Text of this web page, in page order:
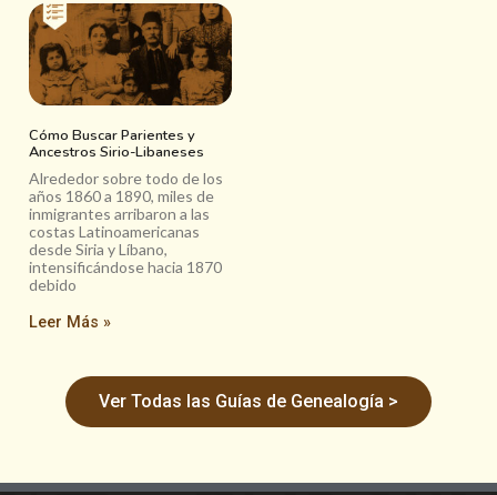
Cómo Buscar Parientes y
Ancestros Sirio-Libaneses
Alrededor sobre todo de los
años 1860 a 1890, miles de
inmigrantes arribaron a las
costas Latinoamericanas
desde Siria y Líbano,
intensificándose hacia 1870
debido
Leer Más »
Ver Todas las Guías de Genealogía >